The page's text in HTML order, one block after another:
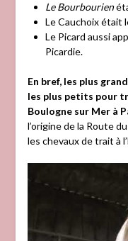
Le Bourbourien
Le Cauchoix était
Le Picard aussi
Picardie.
En bref, les plus
les plus petits pour
Boulogne sur Mer à
l’origine de la Route
les chevaux de trait à